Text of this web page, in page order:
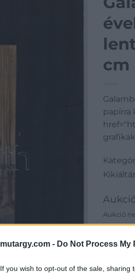
mutargy.com - Do Not Process
If you wish to opt-out of the sale,
cm
papírra
Aukció